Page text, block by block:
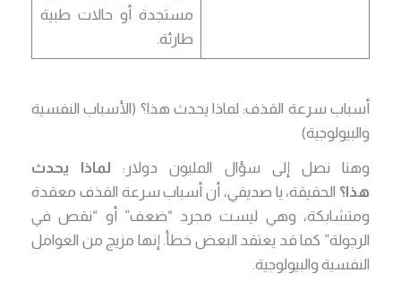
مستجدة أو حالات طبية
طارئة.
أسباب سرعة القذف: لماذا يحدث هذا؟ (الأسباب النفسية
والبيولوجية)
وهنا نصل إلى سؤال المليون دولار: لماذا يحدث
هذا؟ الحقيقة، يا صديقي، أن أسباب سرعة القذف معقدة
ومتشابكة، وهي ليست مجرد “ضعف” أو “نقص في
الرجولة” كما قد يعتقد البعض خطأ. إنها مزيج من العوامل
النفسية والبيولوجية.